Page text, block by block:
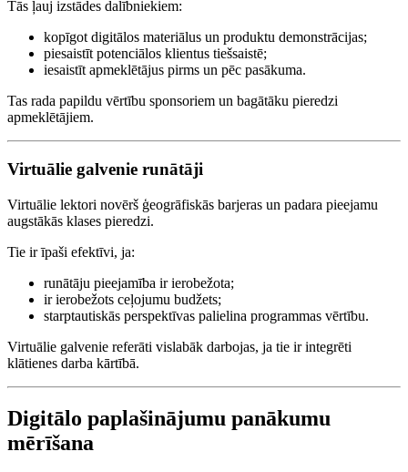
Tās ļauj izstādes dalībniekiem:
kopīgot digitālos materiālus un produktu demonstrācijas;
piesaistīt potenciālos klientus tiešsaistē;
iesaistīt apmeklētājus pirms un pēc pasākuma.
Tas rada papildu vērtību sponsoriem un bagātāku pieredzi
apmeklētājiem.
Virtuālie galvenie runātāji
Virtuālie lektori novērš ģeogrāfiskās barjeras un padara pieejamu
augstākās klases pieredzi.
Tie ir īpaši efektīvi, ja:
runātāju pieejamība ir ierobežota;
ir ierobežots ceļojumu budžets;
starptautiskās perspektīvas palielina programmas vērtību.
Virtuālie galvenie referāti vislabāk darbojas, ja tie ir integrēti
klātienes darba kārtībā.
Digitālo paplašinājumu panākumu
mērīšana